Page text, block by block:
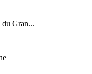
Gran...